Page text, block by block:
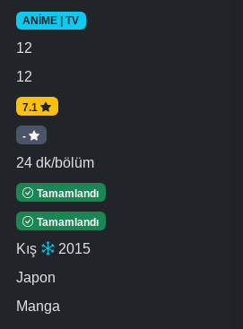
ANIME | TV
12
12
7.1
-
24 dk/bölüm
Tamamlandı
Tamamlandı
Kış 2015
Japon
Manga